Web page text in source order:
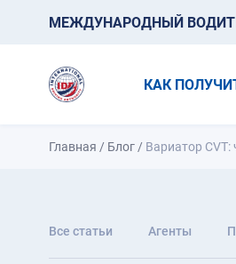
МЕЖДУНАРОДНЫЙ
КАК
Главная / Блог / Вариатор CVT:
Все статьи Агенты